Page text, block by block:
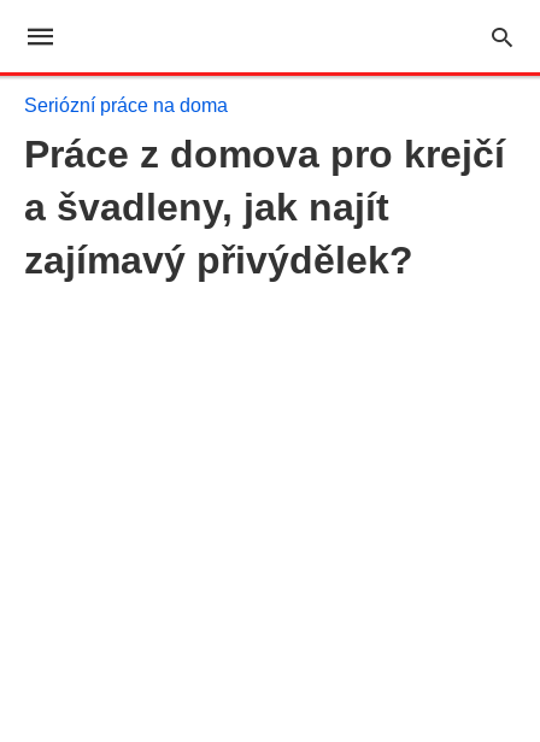
Seriózní práce na doma
Práce z domova pro krejčí
a švadleny, jak najít
zajímavý přivýdělek?